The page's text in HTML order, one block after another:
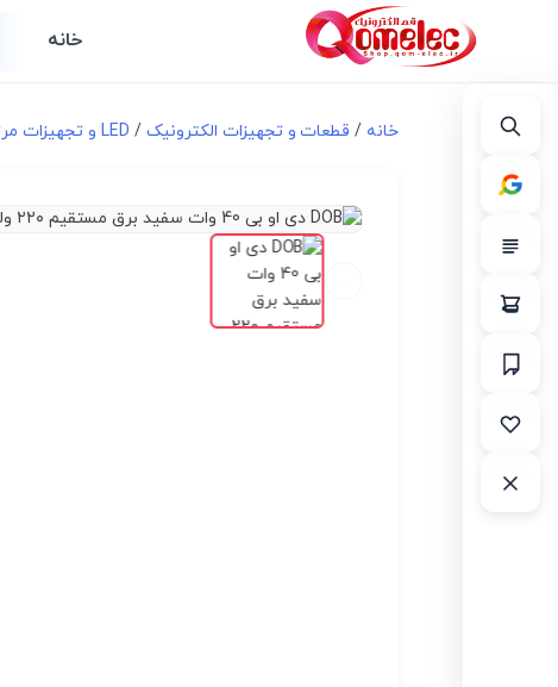
خانه
خانه / قطعات و تجهیزات الکترونیک / LED و تجهیزات مرتبط